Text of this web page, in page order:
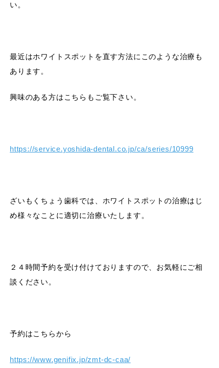
い。
最近はホワイトスポットを直す方法にこのような治療も
あります。
興味のある方はこちらもご覧下さい。
https://service.yoshida-dental.co.jp/ca/series/10999
ざいもくちょう歯科では、ホワイトスポットの治療はじ
め様々なことに適切に治療いたします。
２４時間予約を受け付けておりますので、お気軽にご相
談ください。
予約はこちらから
https://www.genifix.jp/zmt-dc-caa/